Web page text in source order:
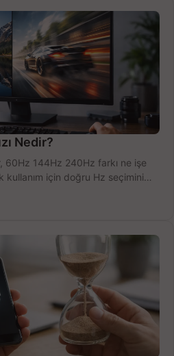
Nedir?
60Hz 144Hz 240Hz farkı ne işe
kullanım için doğru Hz seçimini